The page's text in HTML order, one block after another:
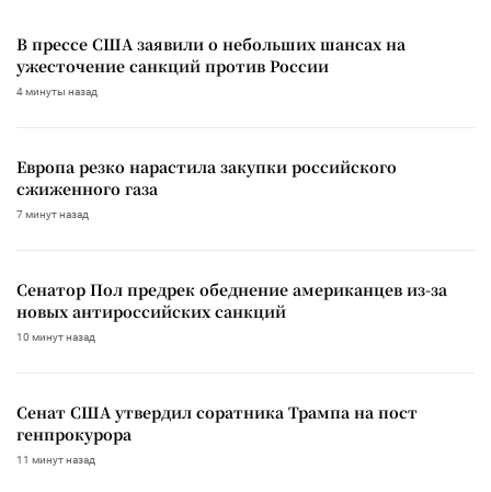
В прессе США заявили о небольших шансах на
ужесточение санкций против России
4 минуты назад
Европа резко нарастила закупки российского
сжиженного газа
7 минут назад
Сенатор Пол предрек обеднение американцев из-за
новых антироссийских санкций
10 минут назад
Сенат США утвердил соратника Трампа на пост
генпрокурора
11 минут назад